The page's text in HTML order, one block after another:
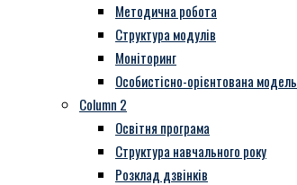
Методична робота
Структура модулів
Моніторинг
Особистісно-орієнтована модель
Column 2
Освітня програма
Структура навчального року
Розклад дзвінків